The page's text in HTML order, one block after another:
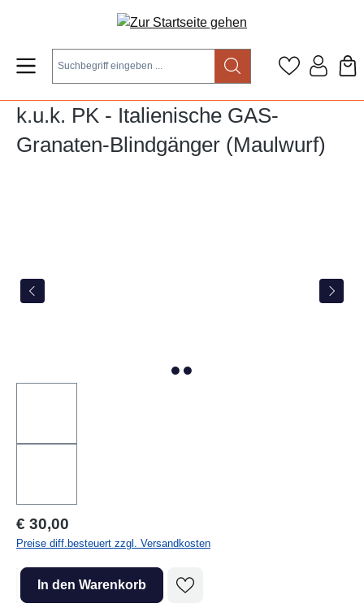
Zum Hauptinhalt springen
k.u.k. PK - Italienische GAS-
Granaten-Blindgänger (Maulwurf)
Regulärer Preis:
€ 30,00
Preise diff.besteuert zzgl. Versandkosten
Produkt Anzahl: Gib den gewünschten Wert ein oder benutze die
In den Warenkorb